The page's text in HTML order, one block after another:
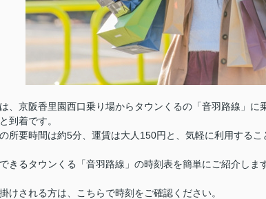
、京阪香里園西口乗り場からタウンくるの「音羽路線」
到着です。
所要時間は約5分、運賃は大人150円と、気軽に利用するこ
きるタウンくる「音羽路線」の時刻表を簡単にご紹介します
けされる方は、こちらで時刻をご確認ください。